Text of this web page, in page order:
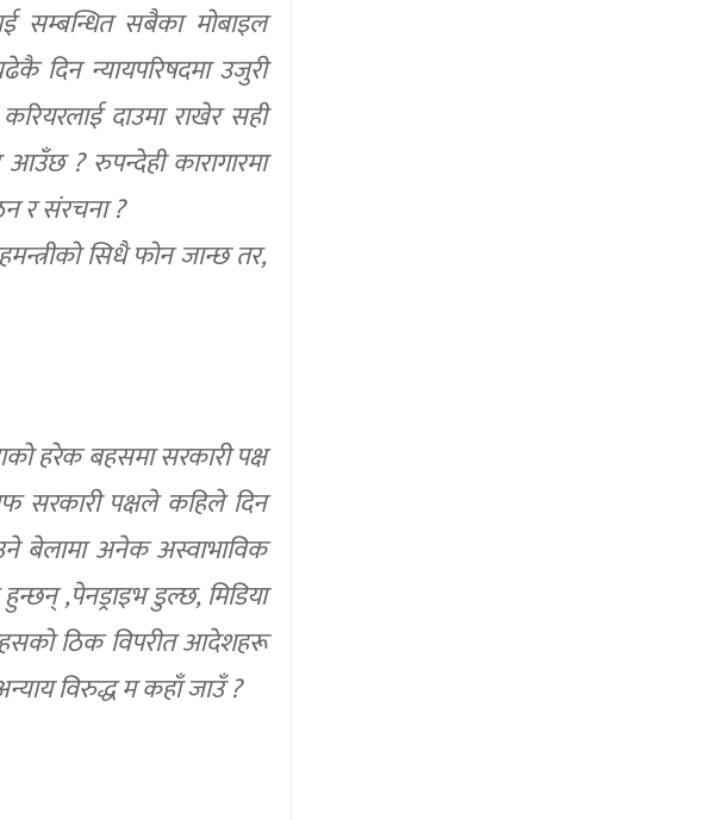
सम्बन्धित सबैका मोबाइल
दिन न्यायपरिषदमा उजुरी
दाउमा राखेर सही
? रुपन्देही कारागारमा
र संरचना ?
सिधै फोन जान्छ तर,
हरेक बहसमा सरकारी पक्ष
सरकारी पक्षले कहिले दिन
बेलामा अनेक अस्वाभाविक
,पेनड्राइभ डुल्छ, मिडिया
ठिक विपरीत आदेशहरू
विरुद्ध म कहाँ जाउँ ?